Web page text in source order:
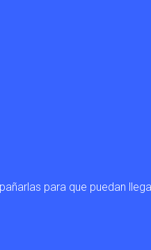
para que puedan